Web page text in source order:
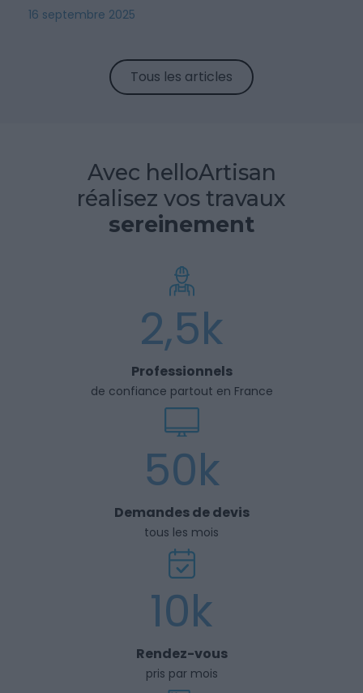
16 septembre 2025
Tous les articles
Avec helloArtisan
réalisez vos travaux
sereinement
2,5k
Professionnels
de confiance partout en France
50k
Demandes de devis
tous les mois
10k
Rendez-vous
pris par mois